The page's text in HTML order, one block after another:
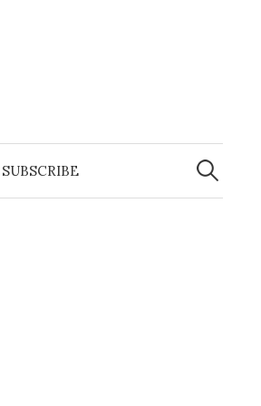
SUBSCRIBE
Search
for: